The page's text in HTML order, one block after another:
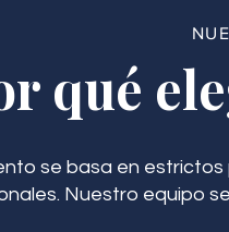
qué
se basa en
Nuestro equipo